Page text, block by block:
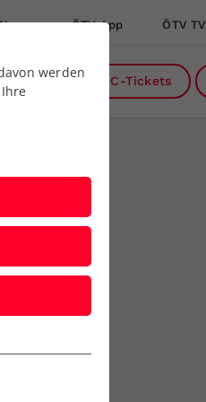
ÖTV App ÖTV TV
uns DC-Tickets
werden
der